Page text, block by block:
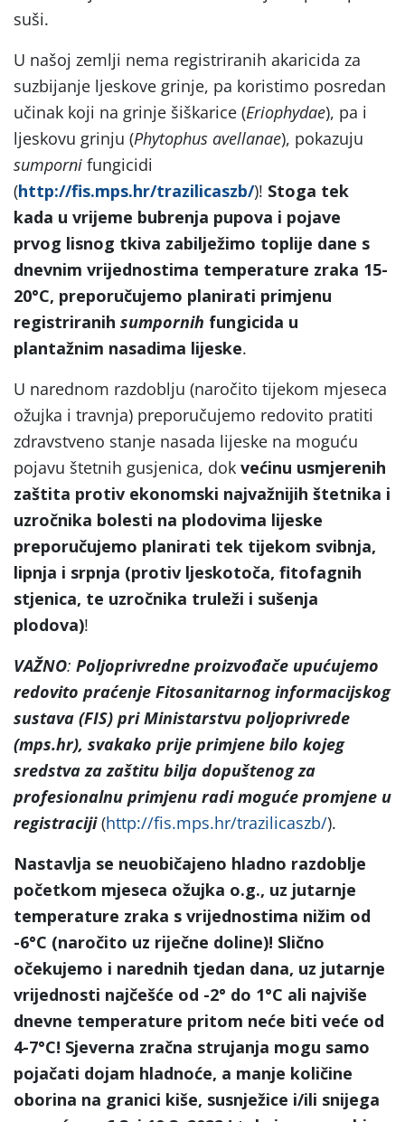
suši.
U našoj zemlji nema registriranih akaricida za
suzbijanje ljeskove grinje, pa koristimo posredan
učinak koji na grinje šiškarice (Eriophydae), pa i
ljeskovu grinju (Phytophus avellanae), pokazuju
sumporni fungicidi
(http://fis.mps.hr/trazilicaszb/)! Stoga tek
kada u vrijeme bubrenja pupova i pojave
prvog lisnog tkiva zabilježimo toplije dane s
dnevnim vrijednostima temperature zraka 15-
20°C, preporučujemo planirati primjenu
registriranih sumpornih fungicida u
plantažnim nasadima lijeske.
U narednom razdoblju (naročito tijekom mjeseca
ožujka i travnja) preporučujemo redovito pratiti
zdravstveno stanje nasada lijeske na moguću
pojavu štetnih gusjenica, dok većinu usmjerenih
zaštita protiv ekonomski najvažnijih štetnika i
uzročnika bolesti na plodovima lijeske
preporučujemo planirati tek tijekom svibnja,
lipnja i srpnja (protiv ljeskotoča, fitofagnih
stjenica, te uzročnika truleži i sušenja
plodova)!
VAŽNO: Poljoprivredne proizvođače upućujemo
redovito praćenje Fitosanitarnog informacijskog
sustava (FIS) pri Ministarstvu poljoprivrede
(mps.hr), svakako prije primjene bilo kojeg
sredstva za zaštitu bilja dopuštenog za
profesionalnu primjenu radi moguće promjene u
registraciji(http://fis.mps.hr/trazilicaszb/).
Nastavlja se neuobičajeno hladno razdoblje
početkom mjeseca ožujka o.g., uz jutarnje
temperature zraka s vrijednostima nižim od
-6°C (naročito uz riječne doline)! Slično
očekujemo i narednih tjedan dana, uz jutarnje
vrijednosti najčešće od -2° do 1°C ali najviše
dnevne temperature pritom neće biti veće od
4-7°C! Sjeverna zračna strujanja mogu samo
pojačati dojam hladnoće, a manje količine
oborina na granici kiše, susnježice i/ili snijega